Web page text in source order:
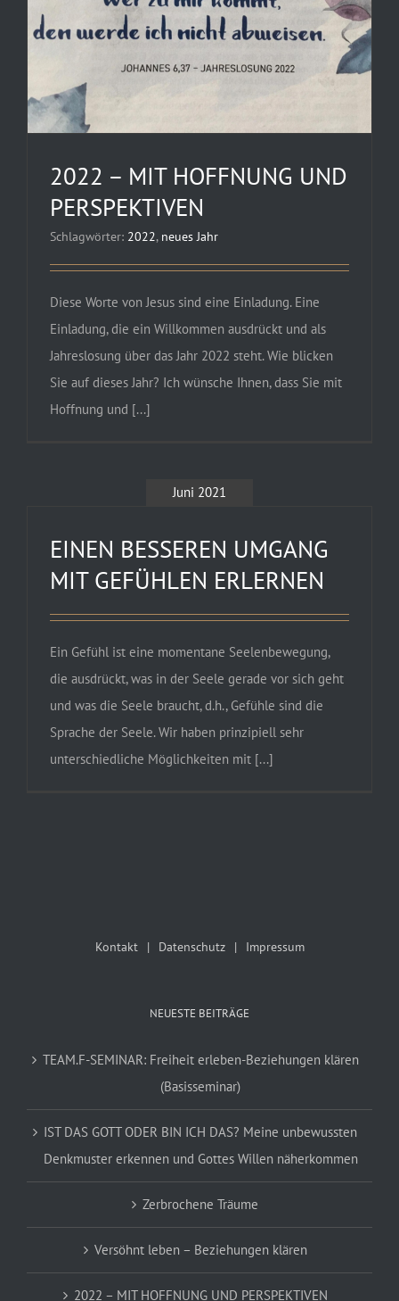
2022 – MIT HOFFNUNG UND
PERSPEKTIVEN
Schlagwörter: 2022, neues Jahr
Diese Worte von Jesus sind eine Einladung. Eine
Einladung, die ein Willkommen ausdrückt und als
Jahreslosung über das Jahr 2022 steht. Wie blicken
Sie auf dieses Jahr? Ich wünsche Ihnen, dass Sie mit
Hoffnung und [...]
Juni 2021
EINEN BESSEREN UMGANG
MIT GEFÜHLEN ERLERNEN
Ein Gefühl ist eine momentane Seelenbewegung,
die ausdrückt, was in der Seele gerade vor sich geht
und was die Seele braucht, d.h., Gefühle sind die
Sprache der Seele. Wir haben prinzipiell sehr
unterschiedliche Möglichkeiten mit [...]
Kontakt Datenschutz Impressum
NEUESTE BEITRÄGE
TEAM.F-SEMINAR: Freiheit erleben-Beziehungen klären
(Basisseminar)
IST DAS GOTT ODER BIN ICH DAS? Meine unbewussten
Denkmuster erkennen und Gottes Willen näherkommen
Zerbrochene Träume
Versöhnt leben – Beziehungen klären
2022 – MIT HOFFNUNG UND PERSPEKTIVEN